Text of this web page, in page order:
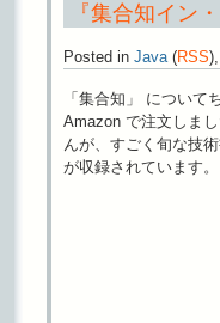
『集合知イン
Posted in Java(RSS),
「集合知」 について
Amazon で注文しま
んが、すごく旬な技
が収録されています。